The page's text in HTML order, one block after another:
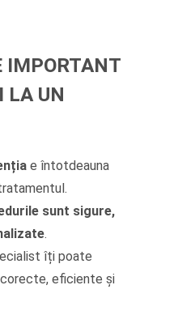
IMPORTANT
LA UN
e întotdeauna
sunt sigure,
.
îți poate
eficiente și